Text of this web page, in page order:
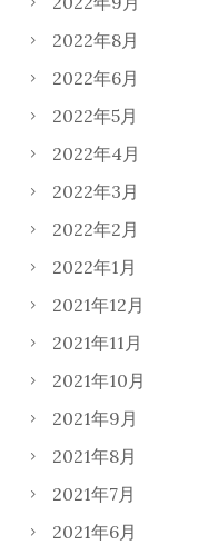
2022年8月
2022年6月
2022年5月
2022年4月
2022年3月
2022年2月
2022年1月
2021年12月
2021年11月
2021年10月
2021年9月
2021年8月
2021年7月
2021年6月